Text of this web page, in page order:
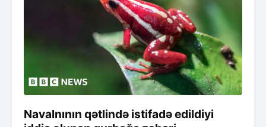
Navalnının qətlində istifadə edildiyi